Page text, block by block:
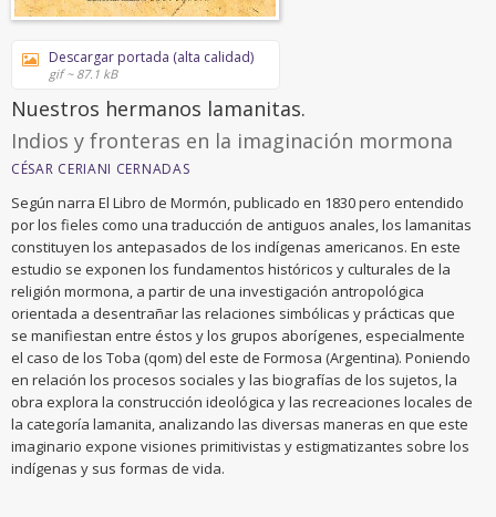
Descargar portada (alta calidad)
gif ~ 87.1 kB
Nuestros hermanos lamanitas.
Indios y fronteras en la imaginación mormona
CÉSAR CERIANI CERNADAS
Según narra El Libro de Mormón, publicado en 1830 pero entendido
por los fieles como una traducción de antiguos anales, los lamanitas
constituyen los antepasados de los indígenas americanos. En este
estudio se exponen los fundamentos históricos y culturales de la
religión mormona, a partir de una investigación antropológica
orientada a desentrañar las relaciones simbólicas y prácticas que
se manifiestan entre éstos y los grupos aborígenes, especialmente
el caso de los Toba (qom) del este de Formosa (Argentina). Poniendo
en relación los procesos sociales y las biografías de los sujetos, la
obra explora la construcción ideológica y las recreaciones locales de
la categoría lamanita, analizando las diversas maneras en que este
imaginario expone visiones primitivistas y estigmatizantes sobre los
indígenas y sus formas de vida.